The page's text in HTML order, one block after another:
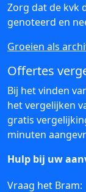
Zorg dat de kvk
genoteerd en
Groeien als
Offertes
Bij het vinden
het vergelijken
gratis
minuten
Hulp bij uw
Vraag het Bram: